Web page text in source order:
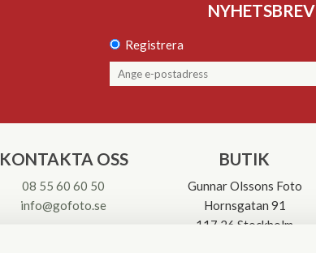
NYHETSBREV
Registrera
KONTAKTA OSS
08 55 60 60 50
info@gofoto.se
BUTIK
Gunnar Olssons Foto
Hornsgatan 91
117 26 Stockholm